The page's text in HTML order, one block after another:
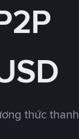
thức thanh